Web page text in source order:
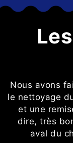
Nous avons
le nettoyage
et une
dire, très
aval du